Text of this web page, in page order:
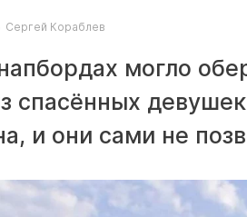
Сергей Кораблев
могло
спасённых
и они сами не